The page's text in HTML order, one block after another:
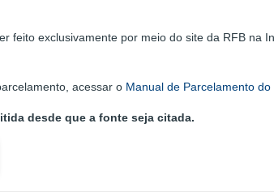
feito exclusivamente por meio do site da RFB na
acessar o Manual de Parcelamento
desde que a fonte seja citada.